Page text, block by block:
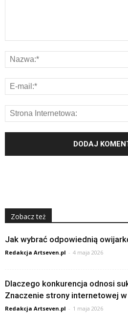
Zobacz też
Jak wybrać odpowiednią
Redakcja Artseven.pl - 4 maja 2026
Dlaczego konkurencja odnosi
Znaczenie strony internetowej
Redakcja Artseven.pl - 1 maja 2026